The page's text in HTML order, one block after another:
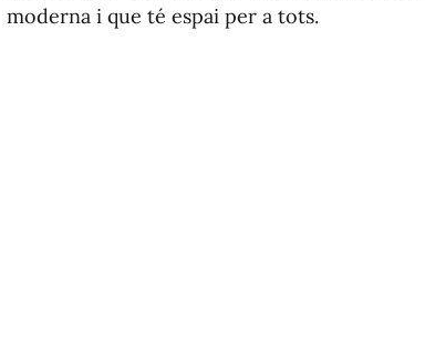
moderna i que té espai per a tots.